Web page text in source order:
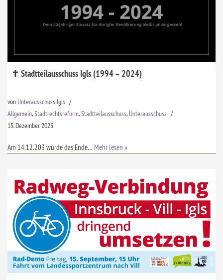
✝ Stadtteilausschuss Igls (1994 – 2024)
von Unterausschuss Igls
Allgemein,Stadtrechtsreform,Stadtteilausschuss, Unterausschuss
15. Dezember 2023
Am 14.12.203 wurde das Ende… Mehr lesen »